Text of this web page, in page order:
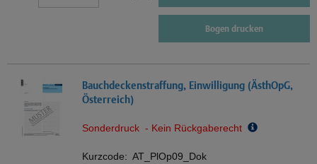
Bogen drucken
Bauchdeckenstraffung, Einwilligung (ÄsthOpG,
Österreich)
Sonderdruck - Kein Rückgaberecht
Kurzcode: AT_PlOp09_Dok